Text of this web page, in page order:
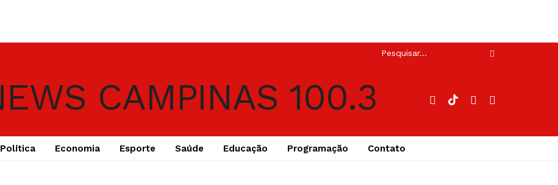
Política Economia Esporte Saúde Educação Programação Contato